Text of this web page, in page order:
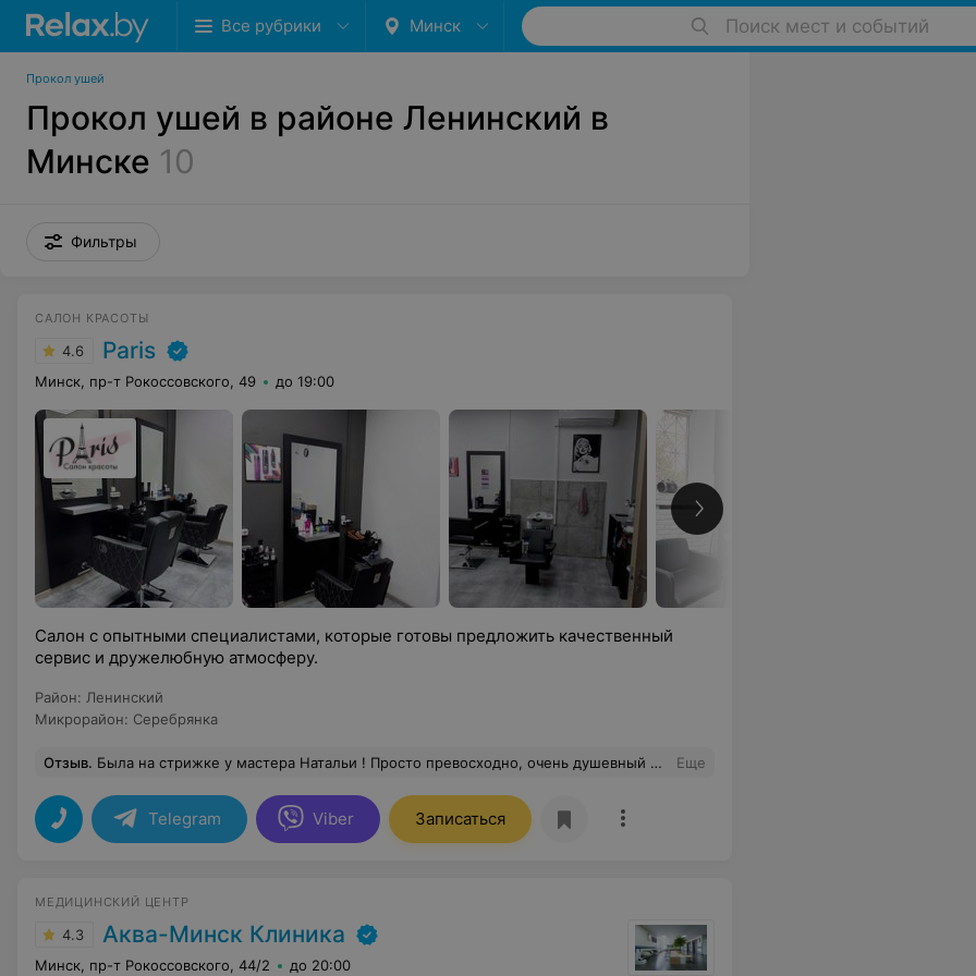
Все рубрики Минск Поиск мест и событий
Прокол ушей
Прокол ушей в районе Ленинский в
Минске 10
Фильтры
САЛОН КРАСОТЫ
4.6 Paris
Минск, пр-т Рокоссовского, 49 до 19:00
Салон с опытными специалистами, которые готовы предложить качественный
сервис и дружелюбную атмосферу.
Район: Ленинский
Микрорайон: Серебрянка
Отзыв. Была на стрижке у мастера Натальи ! Просто превосходно, очень душевный и хороший специалист . Живу за городом, но теперь буду ездить , хоть и далеко, но только к ней )побольше бы таких людей Еще
Telegram Viber Записаться
МЕДИЦИНСКИЙ ЦЕНТР
4.3 Аква-Минск Клиника
Минск, пр-т Рокоссовского, 44/2 до 20:00